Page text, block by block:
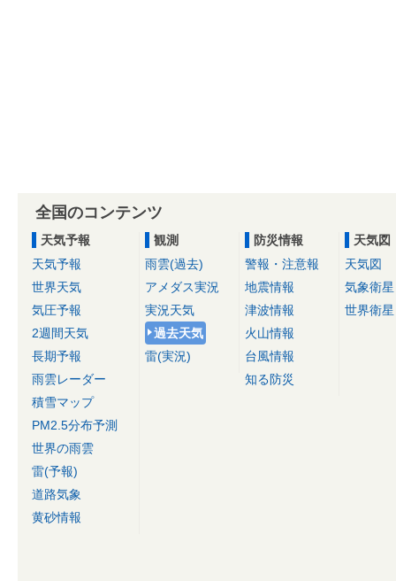
全国のコンテンツ
天気予報
天気予報
世界天気
気圧予報
2週間天気
長期予報
雨雲レーダー
積雪マップ
PM2.5分布予測
世界の雨雲
雷(予報)
道路気象
黄砂情報
観測
雨雲(過去)
アメダス実況
実況天気
過去天気
雷(実況)
防災情報
警報・注意報
地震情報
津波情報
火山情報
台風情報
知る防災
天気図
天気図
気象衛星
世界衛星